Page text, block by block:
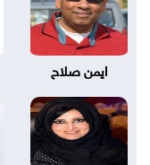
ايمن صلاح